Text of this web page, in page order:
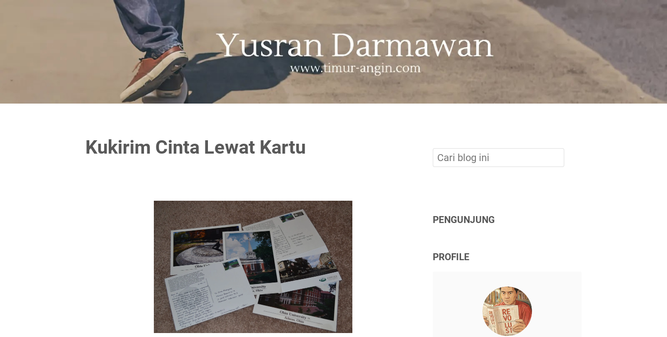
Kukirim Cinta Lewat Kartu
PENGUNJUNG
PROFILE